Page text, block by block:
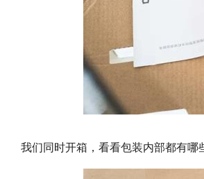
我们同时开箱，看看包装内部都有哪